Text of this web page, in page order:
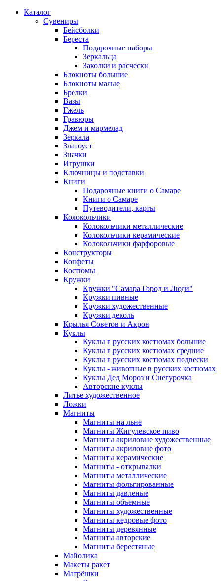
Каталог
Сувениры
Бейсболки
Береста
Подарочные наборы
Зеркальца
Заколки и расчески
Блокноты большие
Блокноты малые
Брелки
Вазы
Гжель
Гравюры
Джем и мармелад
Зеркала
Златоуст
Значки
Игрушки
Ключницы и подставки
Книги
Подарочные книги о Самаре
Книги о Самаре
Путеводители, карты
Колокольчики
Колокольчики металлические
Колокольчики керамические
Колокольчики фарфоровые
Конструкторы
Конфеты
Костюмы
Кружки
Кружки "Самара Город и Люди"
Кружки пивные
Кружки художественные
Кружки деколь
Крылья Советов и Акрон
Куклы
Куклы в русских костюмах большие
Куклы в русских костюмах средние
Куклы в русских костюмах подвески
Куклы - животные в русских костюмах
Куклы Дед Мороз и Снегурочка
Авторские куклы
Литье художественное
Ложки
Магниты
Магниты на льне
Магниты Жигулевское пиво
Магниты акриловые художественные
Магниты акриловые фото
Магниты керамические
Магниты - открывалки
Магниты металлические
Магниты фольгированные
Магниты давленые
Магниты объемные
Магниты художественные
Магниты кедровые фото
Магниты деревянные
Магниты авторские
Магниты берестяные
Майолика
Макеты ракет
Матрёшки